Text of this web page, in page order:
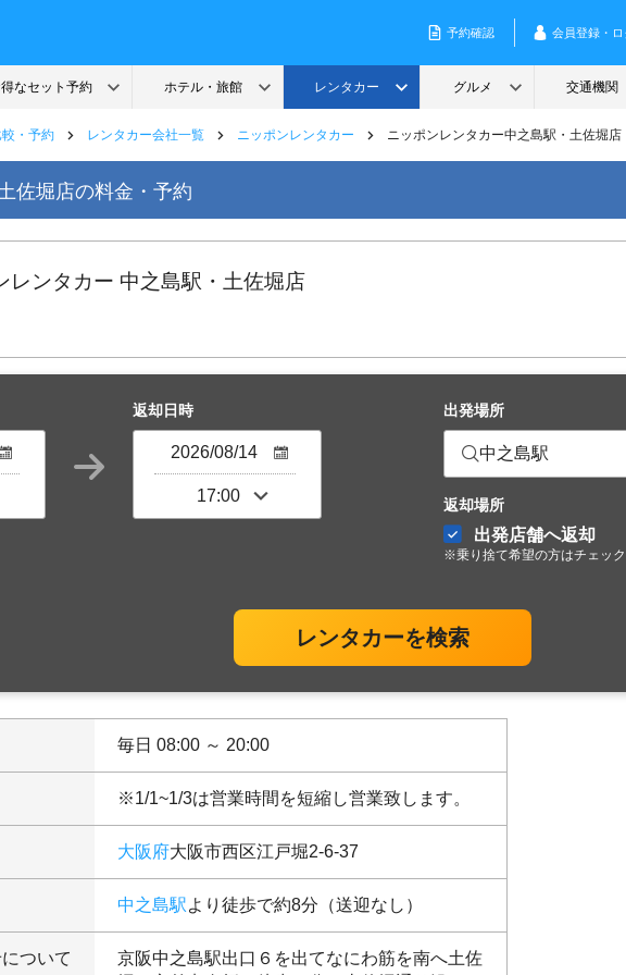
・予約 レンタカー会社一覧 ニッポンレンタカー ニッポンレンタカー中之島駅・土佐堀店
佐堀店の料金・予約
レンタカー 中之島駅・土佐堀店
返却日時 出発場所
中之島駅
返却場所
出発店舗へ返却
※乗り捨て希望の方はチェッ
レンタカーを検索
毎日 08:00 ～ 20:00
※1/1~1/3は営業時間を短縮し営業致します。
大阪府大阪市西区江戸堀2-6-37
中之島駅より徒歩で約8分（送迎なし）
ついて
京阪中之島駅出口６を出てなにわ筋を南へ土佐